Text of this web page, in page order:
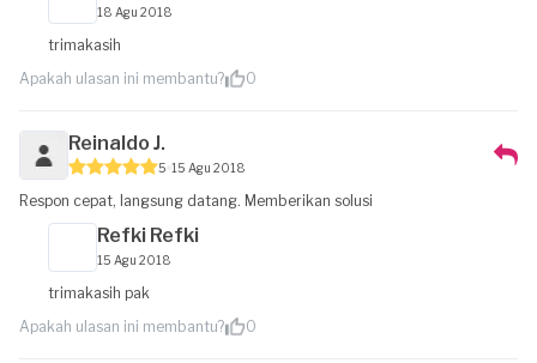
18 Agu 2018
trimakasih
Apakah ulasan ini membantu?
0
Reinaldo J.
5 15 Agu 2018
Respon cepat, langsung datang. Memberikan solusi
Refki Refki
15 Agu 2018
trimakasih pak
Apakah ulasan ini membantu?
0